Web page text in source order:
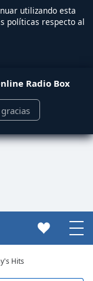
utilizando esta
políticas respecto al
Radio Box
Hits